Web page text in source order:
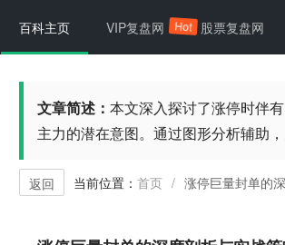
文章简述： 本文深入探讨了涨停时伴
主力的潜在意图。通过图形分析辅助
返回 当前位置： 首页 / 涨停巨量封单的
百科主页 VIP复盘网 Hot 股票复盘网